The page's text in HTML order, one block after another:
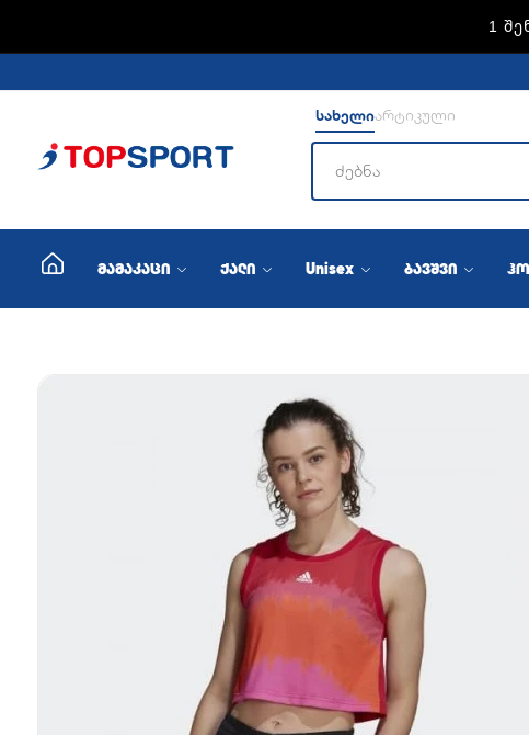
ADIDAS
სახელიარტიკული
მამაკაცი ქალი Unisex ბავშვი